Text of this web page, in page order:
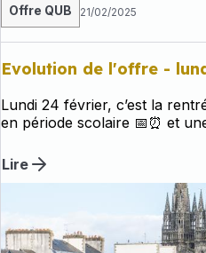
Offre QUB 21/02/2025
Evolution de l'offre -
Lundi 24 février, c’est la
en période scolaire 📅⏰ et
Lire